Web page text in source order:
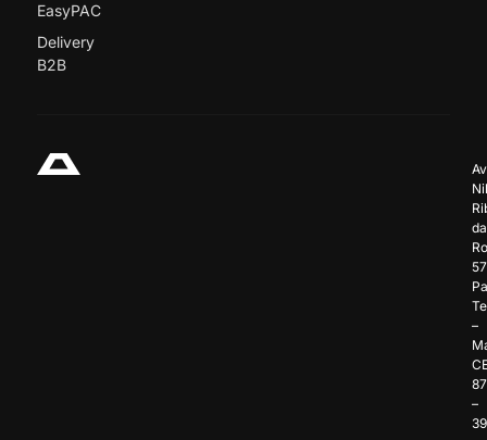
EasyPAC
Delivery
B2B
da
–
–